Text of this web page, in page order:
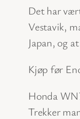
Det har
Vestavik,
Japan, og
Kjøp før
Honda
Trekker